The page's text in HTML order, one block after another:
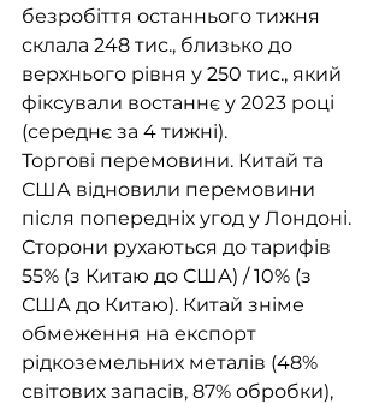
безробіття останнього тижня
склала 248 тис., близько до
верхнього рівня у 250 тис., який
фіксували востаннє у 2023 році
(середнє за 4 тижні).
Торгові перемовини. Китай та
США відновили перемовини
після попередніх угод у Лондоні.
Сторони рухаються до тарифів
55% (з Китаю до США) / 10% (з
США до Китаю). Китай зніме
обмеження на експорт
рідкоземельних металів (48%
світових запасів, 87% обробки),